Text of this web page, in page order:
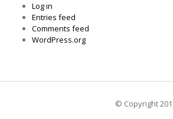
Log in
Entries feed
Comments feed
WordPress.org
© Copyright